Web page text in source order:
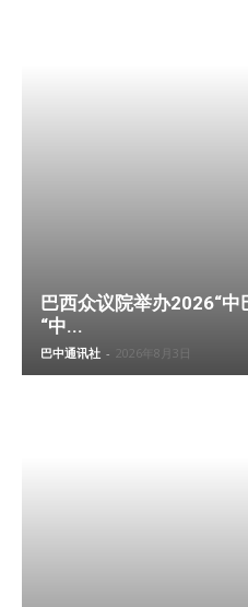
巴西众议院举办2026“中
“中...
巴中通讯社 - 2026年8月3日